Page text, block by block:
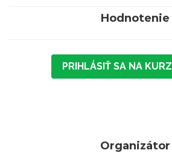
Hodnotenie
PRIHLÁSIŤ SA NA KURZ
Organizátor